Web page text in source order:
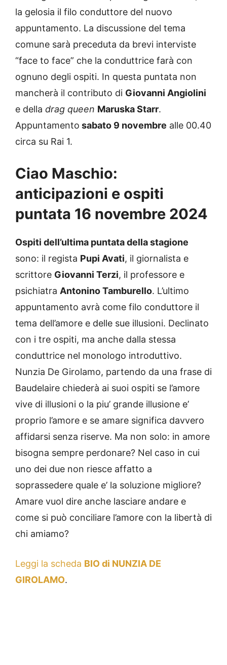
la gelosia il filo conduttore del nuovo
appuntamento. La discussione del tema
comune sarà preceduta da brevi interviste
“face to face” che la conduttrice farà con
ognuno degli ospiti. In questa puntata non
mancherà il contributo di Giovanni Angiolini
e della drag queen Maruska Starr.
Appuntamento sabato 9 novembre alle 00.40
circa su Rai 1.
Ciao Maschio:
anticipazioni e ospiti
puntata 16 novembre 2024
Ospiti dell’ultima puntata della stagione
sono: il regista Pupi Avati, il giornalista e
scrittore Giovanni Terzi, il professore e
psichiatra Antonino Tamburello. L’ultimo
appuntamento avrà come filo conduttore il
tema dell’amore e delle sue illusioni. Declinato
con i tre ospiti, ma anche dalla stessa
conduttrice nel monologo introduttivo.
Nunzia De Girolamo, partendo da una frase di
Baudelaire chiederà ai suoi ospiti se l’amore
vive di illusioni o la piu’ grande illusione e’
proprio l’amore e se amare significa davvero
affidarsi senza riserve. Ma non solo: in amore
bisogna sempre perdonare? Nel caso in cui
uno dei due non riesce affatto a
soprassedere quale e’ la soluzione migliore?
Amare vuol dire anche lasciare andare e
come si può conciliare l’amore con la libertà di
chi amiamo?
Leggi la scheda BIO di NUNZIA DE
GIROLAMO.